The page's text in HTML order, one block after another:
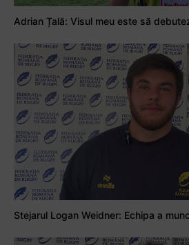
Adrian Țală: Visul meu este să